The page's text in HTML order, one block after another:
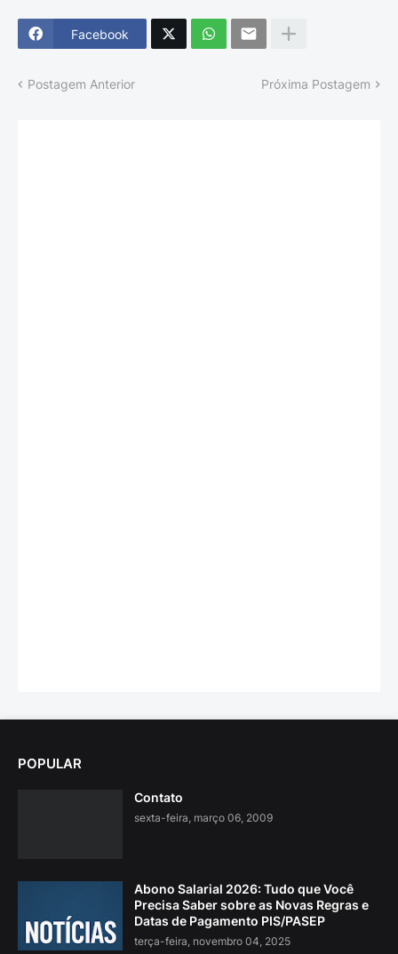
Facebook
Postagem Anterior Próxima Postagem
POPULAR
Contato
sexta-feira, março 06, 2009
Abono Salarial 2026: Tudo que Você
Precisa Saber sobre as Novas Regras e
Datas de Pagamento PIS/PASEP
terça-feira, novembro 04, 2025